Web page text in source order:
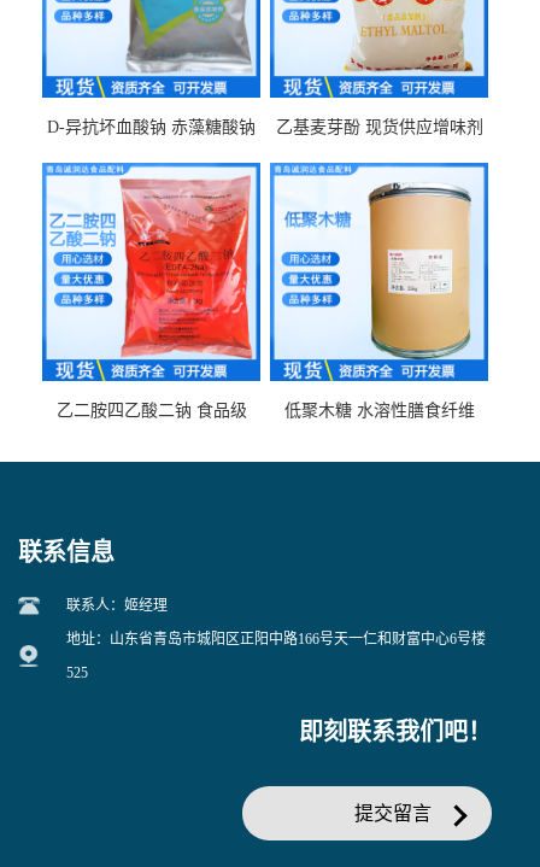
D-异抗坏血酸钠 赤藻糖酸钠
乙基麦芽酚 现货供应增味剂
乙二胺四乙酸二钠 食品级
低聚木糖 水溶性膳食纤维
联系信息
联系人：姬经理
地址：山东省青岛市城阳区正阳中路166号天一仁和财富中心6号楼
525
即刻联系我们吧！
提交留言